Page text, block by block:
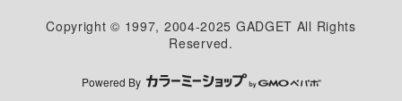
Copyright © 1997, 2004-2025 GADGET All Rights
Reserved.
Powered By